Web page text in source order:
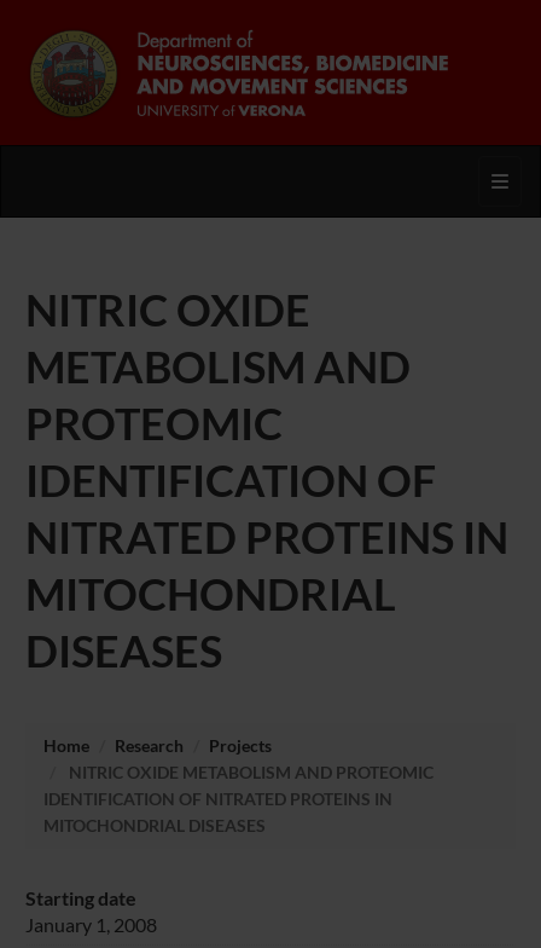
NITRIC OXIDE
METABOLISM AND
PROTEOMIC
IDENTIFICATION OF
NITRATED PROTEINS IN
MITOCHONDRIAL
DISEASES
Home Research
Projects
NITRIC OXIDE METABOLISM AND PROTEOMIC
IDENTIFICATION OF NITRATED PROTEINS IN
MITOCHONDRIAL DISEASES
Starting date
January 1, 2008